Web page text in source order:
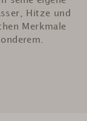
Hitze und
Merkmale